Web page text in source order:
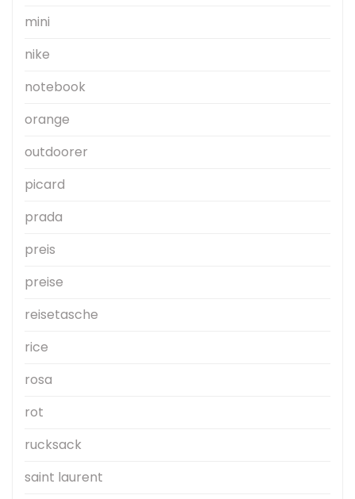
mini
nike
notebook
orange
outdoorer
picard
prada
preis
preise
reisetasche
rice
rosa
rot
rucksack
saint laurent